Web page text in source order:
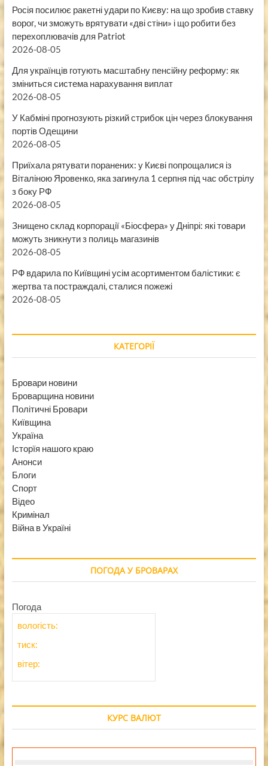
Росія посилює ракетні удари по Києву: на що зробив ставку
ворог, чи зможуть врятувати «дві стіни» і що робити без
перехоплювачів для Patriot
2026-08-05
Для українців готують масштабну пенсійну реформу: як
зміниться система нарахування виплат
2026-08-05
У Кабміні прогнозують різкий стрибок цін через блокування
портів Одещини
2026-08-05
Приїхала рятувати поранених: у Києві попрощалися із
Віталіною Яровенко, яка загинула 1 серпня під час обстрілу
з боку РФ
2026-08-05
Знищено склад корпорації «Біосфера» у Дніпрі: які товари
можуть зникнути з полиць магазинів
2026-08-05
РФ вдарила по Київщині усім асортиментом балістики: є
жертва та постраждалі, сталися пожежі
2026-08-05
КАТЕГОРІЇ
Бровари новини
Броварщина новини
Політичні Бровари
Київщина
Україна
Історїя нашого краю
Анонси
Блоги
Спорт
Відео
Кримінал
Війна в Україні
ПОГОДА У БРОВАРАХ
Погода
вологість:
тиск:
вітер:
КУРС ВАЛЮТ